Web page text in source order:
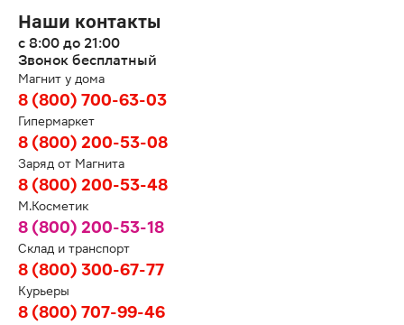
Наши контакты
с 8:00 до 21:00
Звонок бесплатный
Магнит у дома
8 (800) 700-63-03
Гипермаркет
8 (800) 200-53-08
Заряд от Магнита
8 (800) 200-53-48
М.Косметик
8 (800) 200-53-18
Склад и транспорт
8 (800) 300-67-77
Курьеры
8 (800) 707-99-46